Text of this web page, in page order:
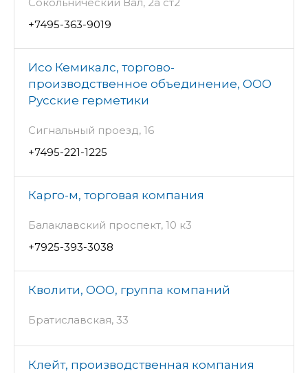
+7495-363-9019
Исо Кемикалс, торгово-
производственное объединение, ООО
Русские герметики
Сигнальный проезд, 16
+7495-221-1225
Карго-м, торговая компания
Балаклавский проспект, 10 к3
+7925-393-3038
Кволити, ООО, группа компаний
Братиславская, 33
Клейт, производственная компания